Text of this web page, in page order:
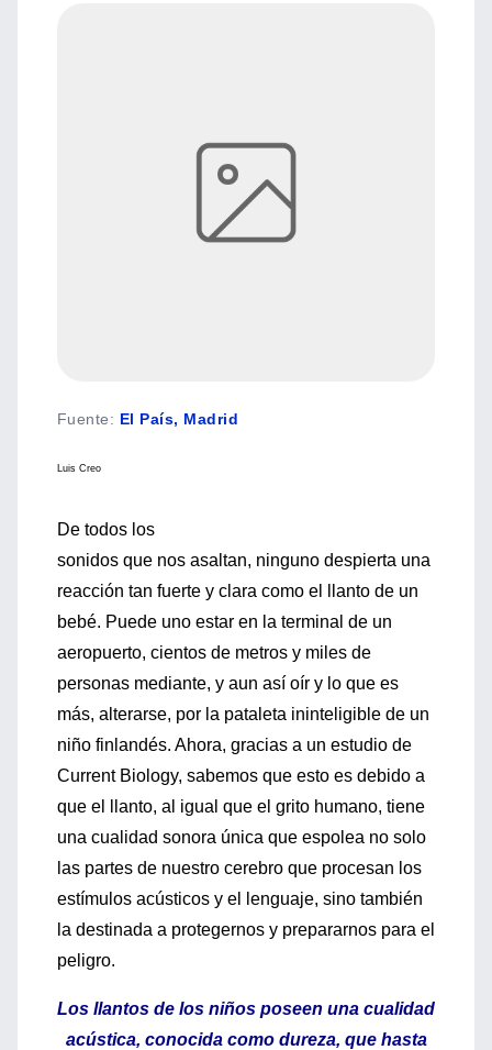
Fuente: El País, Madrid
Luis Creo
De todos los
sonidos que nos asaltan, ninguno despierta una
reacción tan fuerte y clara como el llanto de un
bebé. Puede uno estar en la terminal de un
aeropuerto, cientos de metros y miles de
personas mediante, y aun así oír y lo que es
más, alterarse, por la pataleta ininteligible de un
niño finlandés. Ahora, gracias a un estudio de
Current Biology, sabemos que esto es debido a
que el llanto, al igual que el grito humano, tiene
una cualidad sonora única que espolea no solo
las partes de nuestro cerebro que procesan los
estímulos acústicos y el lenguaje, sino también
la destinada a protegernos y prepararnos para el
peligro.
Los llantos de los niños poseen una cualidad
acústica, conocida como dureza, que hasta